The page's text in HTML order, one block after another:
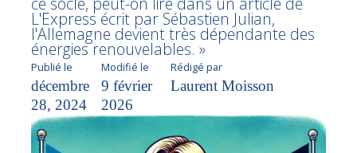
L'Express écrit par Sébastien Julian,
l'Allemagne devient très dépendante des
énergies renouvelables. »
Publié le
décembre
28, 2024
Modifié le
9 février
2026
Rédigé par
Laurent Moisson